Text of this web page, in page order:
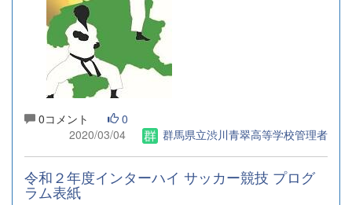
0コメント
0
2020/03/04
群馬県立渋川青翠高等学校管理者
令和２年度インターハイ サッカー競技 プログ
ラム表紙